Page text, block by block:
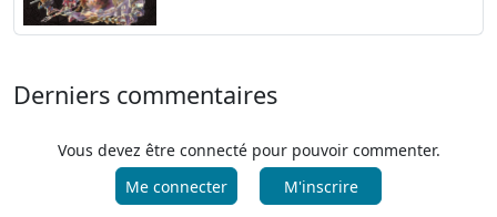
Derniers commentaires
Vous devez être connecté pour pouvoir commenter.
Me connecter
M'inscrire